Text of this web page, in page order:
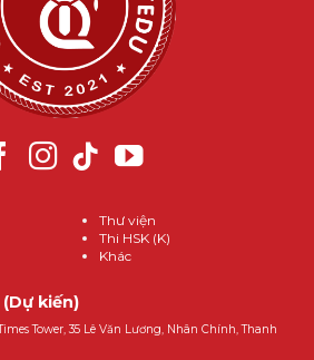
Thư viện
Thi HSK (K)
Khác
kiến)
Tower, 35 Lê Văn Lương, Nhân Chính, Thanh